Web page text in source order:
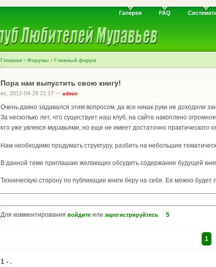
Галерея FAQ
Главная › Форумы › Главный форум
Пора нам выпустить свою книгу!
вс, 2012-04-29 21:17 — admin
Очень давно задавался этим вопросом, да все никак руки не доходили
За несколько лет, что существует наш клуб, на сайте накоплено
кто уже увлекся муравьями, но еще не имеет достаточно
Нам необходимо продумать структуру, разбить на небольшие
В данной теме приглашаю желающих обсудить содержание будущей
Техническую сторону по публикации книги беру на себя. Ее можно
Для комментирования войдите или зарегистрируйтесь 5
1
1 - .